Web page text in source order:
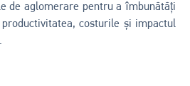
de aglomerare pentru a îmbunătăți
costurile și impactul